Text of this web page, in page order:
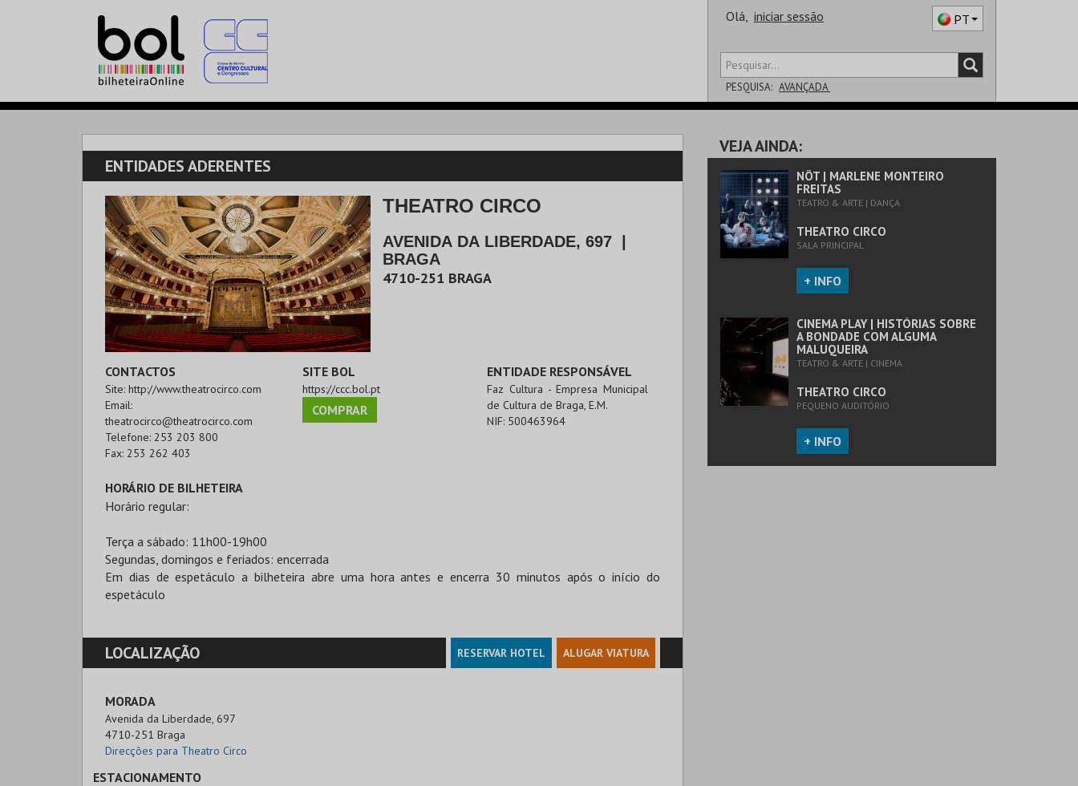
Olá, iniciar sessão PT
PESQUISA: AVANÇADA
SALA
ENTIDADES ADERENTES
THEATRO CIRCO
AVENIDA DA LIBERDADE, 697
BRAGA
4710-251 BRAGA
CONTACTOS
Site: http://www.theatrocirco.com
Email:
theatrocirco@theatrocirco.com
Telefone: 253 203 800
Fax: 253 262 403
SITE BOL
https://ccc.bol.pt
COMPRAR
ENTIDADE RESPONSÁVEL
Faz Cultura - Empresa Municipal
de Cultura de Braga, E.M.
NIF: 500463964
HORÁRIO DE BILHETEIRA
Horário regular:
Terça a sábado: 11h00-19h00
Segundas, domingos e feriados: encerrada
Em dias de espetáculo a bilheteira abre uma hora antes e encerra 30 minutos após o início do
espetáculo
LOCALIZAÇÃO RESERVAR HOTEL ALUGAR VIATURA
MORADA
Avenida da Liberdade, 697
4710-251 Braga
Direcções para Theatro Circo
ESTACIONAMENTO
VEJA AINDA:
NÔT | MARLENE MONTEIRO
FREITAS
TEATRO & ARTE | DANÇA
THEATRO CIRCO
SALA PRINCIPAL
+ INFO
CINEMA PLAY | HISTÓRIAS SOBRE
A BONDADE COM ALGUMA
MALUQUEIRA
TEATRO & ARTE | CINEMA
THEATRO CIRCO
PEQUENO AUDITÓRIO
+ INFO